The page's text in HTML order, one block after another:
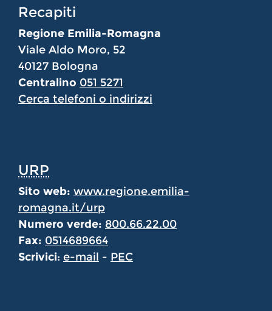
Recapiti
Regione Emilia-Romagna
Viale Aldo Moro, 52
40127 Bologna
Centralino 051 5271
Cerca telefoni o indirizzi
URP
Sito web: www.regione.emilia-
romagna.it/urp
Numero verde: 800.66.22.00
Fax: 0514689664
Scrivici: e-mail - PEC